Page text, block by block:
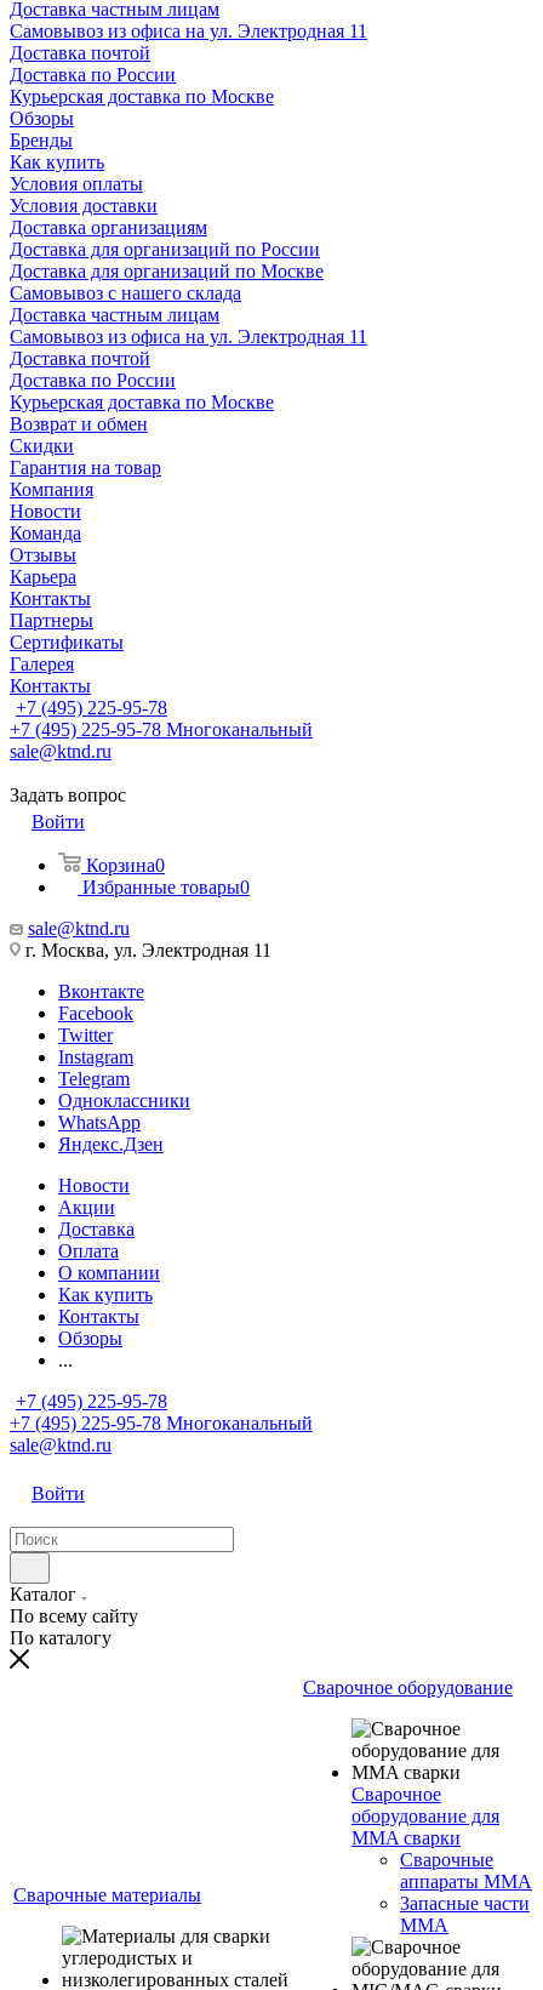
Доставка частным лицам
Самовывоз из офиса на ул. Электродная 11
Доставка почтой
Доставка по России
Курьерская доставка по Москве
Обзоры
Бренды
Как купить
Условия оплаты
Условия доставки
Доставка организациям
Доставка для организаций по России
Доставка для организаций по Москве
Самовывоз с нашего склада
Доставка частным лицам
Самовывоз из офиса на ул. Электродная 11
Доставка почтой
Доставка по России
Курьерская доставка по Москве
Возврат и обмен
Скидки
Гарантия на товар
Компания
Новости
Команда
Отзывы
Карьера
Контакты
Партнеры
Сертификаты
Галерея
Контакты
+7 (495) 225-95-78
+7 (495) 225-95-78 Многоканальный
sale@ktnd.ru
Задать вопрос
Войти
Корзина0
Избранные товары0
sale@ktnd.ru
г. Москва, ул. Электродная 11
Вконтакте
Facebook
Twitter
Instagram
Telegram
Одноклассники
WhatsApp
Яндекс.Дзен
Новости
Акции
Доставка
Оплата
О компании
Как купить
Контакты
Обзоры
...
+7 (495) 225-95-78
+7 (495) 225-95-78 Многоканальный
sale@ktnd.ru
Войти
Каталог
По всему сайту
По каталогу
Сварочные материалы
Сварочное оборудование
Сварочное
оборудование для
MMA сварки
Сварочные
аппараты MMA
Запасные части
MMA